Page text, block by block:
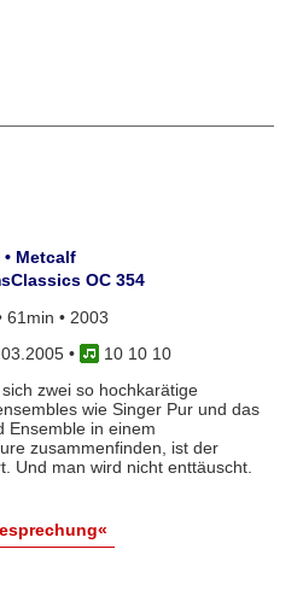
• Metcalf
OC 354
61min • 2003
•
10 10 10
zwei so hochkarätige
wie Singer Pur und das
Ensemble in einem
zusammenfinden, ist der
Und man wird nicht enttäuscht.